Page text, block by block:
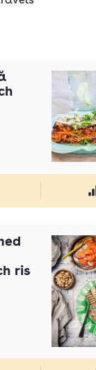
ris